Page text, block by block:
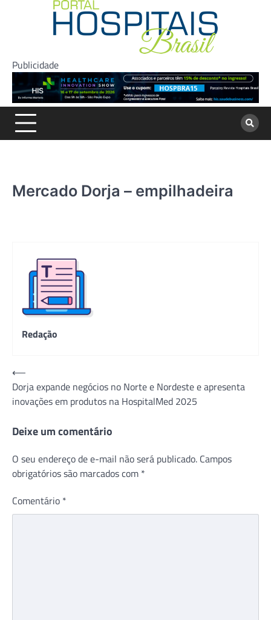
Publicidade
Mercado Dorja – empilhadeira
Redação
Navegação
de
Post
⟵
Dorja expande negócios no Norte e Nordeste e apresenta
inovações em produtos na HospitalMed 2025
Deixe um comentário
O seu endereço de e-mail não será publicado. Campos
obrigatórios são marcados com *
Comentário *